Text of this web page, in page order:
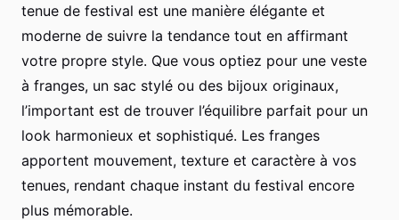
tenue de festival est une manière élégante et
moderne de suivre la tendance tout en affirmant
votre propre style. Que vous optiez pour une veste
à franges, un sac stylé ou des bijoux originaux,
l’important est de trouver l’équilibre parfait pour un
look harmonieux et sophistiqué. Les franges
apportent mouvement, texture et caractère à vos
tenues, rendant chaque instant du festival encore
plus mémorable.